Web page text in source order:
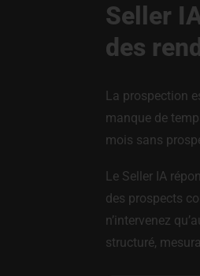
Seller
des
La prospection
manque de
mois sans
Le Seller IA
des prospects
n’intervenez
structuré,